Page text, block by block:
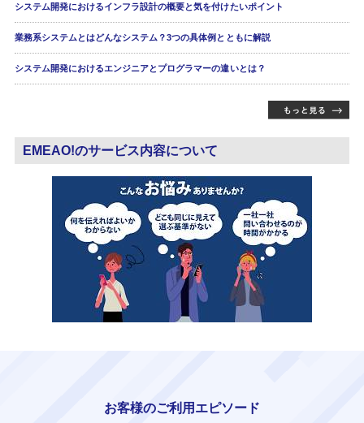
システム開発におけるインフラ設計の概要と気を付けたいポイント
業務系システムとはどんなシステム？3つの具体例とともに解説
システム開発におけるエンジニアとプログラマーの違いとは？
EMEAO!のサービス内容について
お客様のご利用エピソード